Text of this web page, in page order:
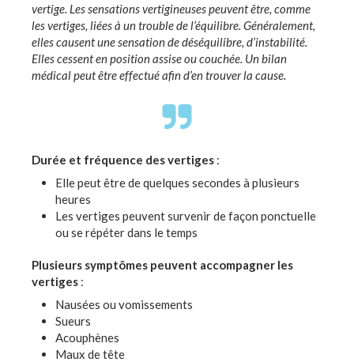
vertige. Les sensations vertigineuses peuvent être, comme
les vertiges, liées à un trouble de l’équilibre. Généralement,
elles causent une sensation de déséquilibre, d’instabilité.
Elles cessent en position assise ou couchée. Un bilan
médical peut être effectué afin d’en trouver la cause.
Durée et fréquence des vertiges :
Elle peut être de quelques secondes à plusieurs
heures
Les vertiges peuvent survenir de façon ponctuelle
ou se répéter dans le temps
Plusieurs symptômes peuvent accompagner les
vertiges :
Nausées ou vomissements
Sueurs
Acouphènes
Maux de tête